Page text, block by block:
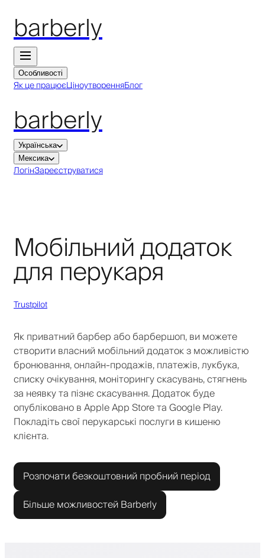
barberly
Особливості
Як це працюєЦіноутворенняБлог
barberly
Українська
Мексика
ЛогінЗареєструватися
Мобільний додаток
для перукаря
Trustpilot
Як приватний барбер або барбершоп, ви можете
створити власний мобільний додаток з можливістю
бронювання, онлайн-продажів, платежів, лукбука,
списку очікування, моніторингу скасувань, стягнень
за неявку та пізнє скасування. Додаток буде
опубліковано в Apple App Store та Google Play.
Покладіть свої перукарські послуги в кишеню
клієнта.
Розпочати безкоштовний пробний період
Більше можливостей Barberly